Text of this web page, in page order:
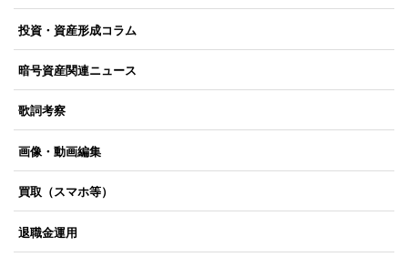
投資・資産形成コラム
暗号資産関連ニュース
歌詞考察
画像・動画編集
買取（スマホ等）
退職金運用